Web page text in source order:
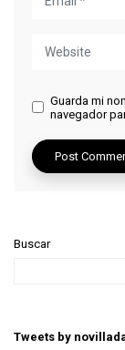
Guarda mi
navegador
Buscar
Tweets by